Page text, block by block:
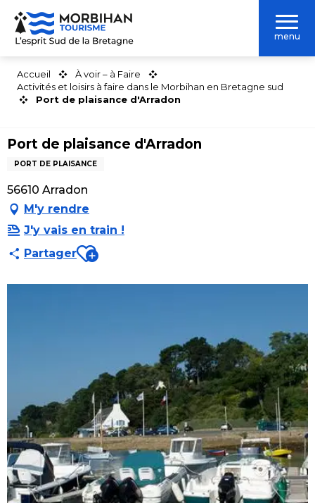
Aller
contenu
menu
Accueil
À voir – à Faire
Activités et loisirs à faire dans le Morbihan en Bretagne sud
Port de plaisance d'Arradon
Port de plaisance d'Arradon
PORT DE PLAISANCE
56610 Arradon
M'y rendre
J'y vais en train !
PartagerAjouter aux favoris